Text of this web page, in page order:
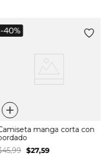
+
manga corta con
45,99 $27,59